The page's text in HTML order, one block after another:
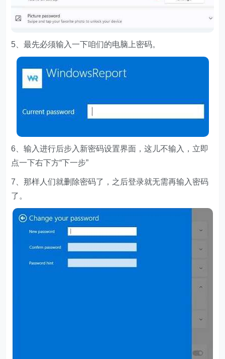
5、最先必须输入一下咱们的电脑上密码。
6、输入进行后步入新密码设置界面，这儿不输入，立即
点一下右下方“下一步”
7、那样人们就删除密码了，之后登录就无需再输入密码
了。